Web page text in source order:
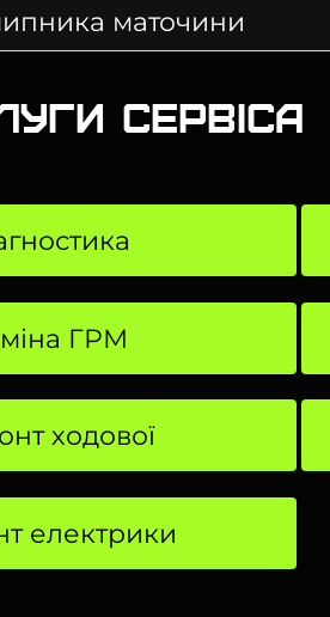
маточини
сервіса
ГРМ
ходової
електрики